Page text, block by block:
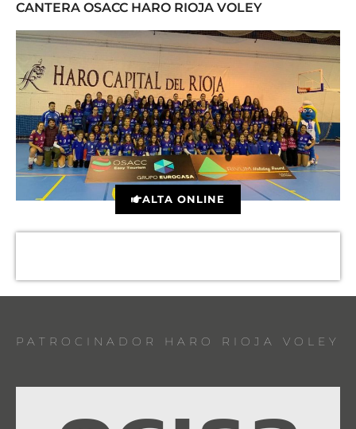
CANTERA OSACC HARO RIOJA VOLEY
ALTA ONLINE
PATROCINADOR HARO RIOJA VOLEY